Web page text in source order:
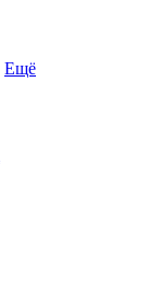
Ещё